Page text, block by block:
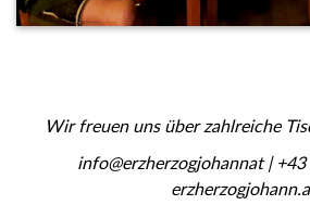
Wir freuen uns über zahlreiche
info@erzherzogjohannat |